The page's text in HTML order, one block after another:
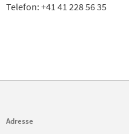
Telefon: +41 41 228 56 35
Adresse